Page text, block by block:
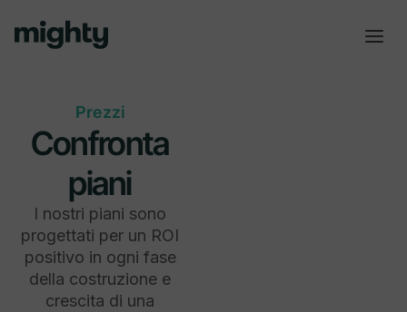
Prezzi
Confronta
piani
I nostri piani sono
progettati per un ROI
positivo in ogni fase
della costruzione e
crescita di una